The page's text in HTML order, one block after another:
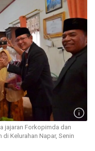
jajaran Forkopimda dan
Kelurahan Napar, Senin